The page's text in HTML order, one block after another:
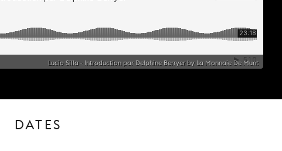
Lucio Silla - Introduction par Delphine Berryer by La Monnaie De Munt
DATES